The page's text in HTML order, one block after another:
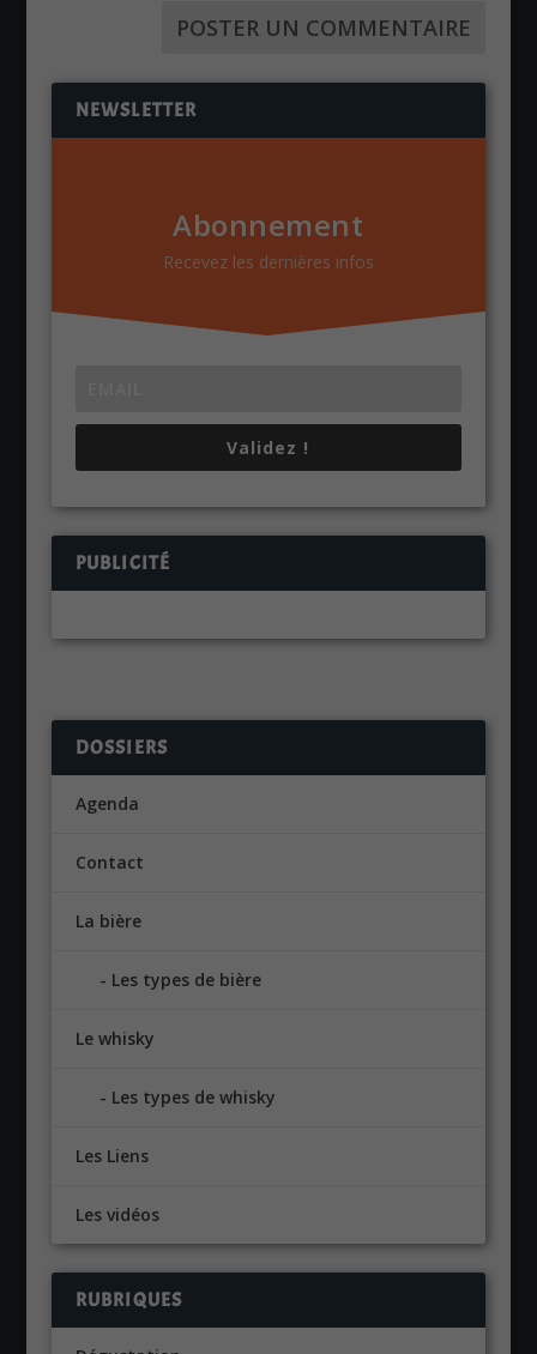
NEWSLETTER
Abonnement
Recevez les dernières infos
Validez !
PUBLICITÉ
DOSSIERS
Agenda
Contact
La bière
Les types de bière
Le whisky
Les types de whisky
Les Liens
Les vidéos
RUBRIQUES